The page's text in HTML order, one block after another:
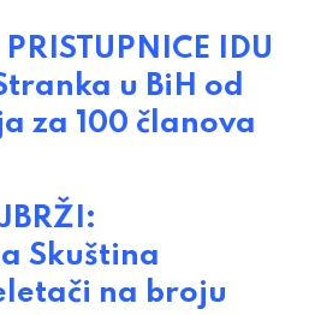
IDU
u BiH od
za 100 članova
Skuština
na broju